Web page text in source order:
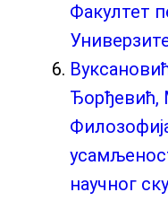
Факултет
Ђорђевић,
научног